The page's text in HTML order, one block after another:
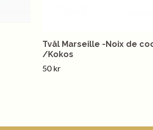
Tvål Marseille -Noix de
/Kokos
50 kr